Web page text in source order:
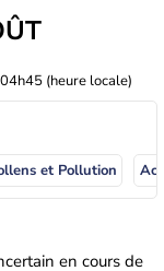
04h45 (heure locale)
et Pollution
en cours de